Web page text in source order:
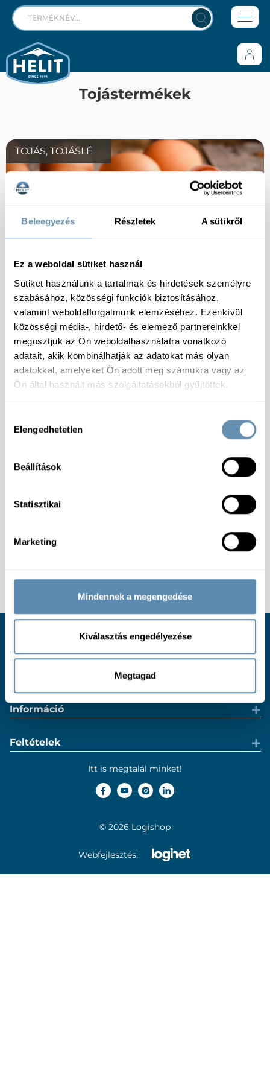
Beleegyezés Részletek A sütikről
Ez a weboldal sütiket használ
Sütiket használunk a tartalmak és hirdetések személyre
szabásához, közösségi funkciók biztosításához,
valamint weboldalforgalmunk elemzéséhez. Ezenkívül
közösségi média-, hirdető- és elemező partnereinkkel
megosztjuk az Ön weboldalhasználatra vonatkozó
adatait, akik kombinálhatják az adatokat más olyan
adatokkal, amelyeket Ön adott meg számukra vagy az
Ön által használt más szolgáltatásokból gyűjtöttek.
kiválasztása
Elengedhetetlen
Beállítások
Statisztikai
Marketing
Mindennek a megengedése
Kiválasztás engedélyezése
Megtagad
Tojástermékek
TOJÁS, TOJÁSLÉ
Ügyfélszolgálat
Információ
Feltételek
Itt is megtalál minket!
© 2026 Logishop
Webfejlesztés: